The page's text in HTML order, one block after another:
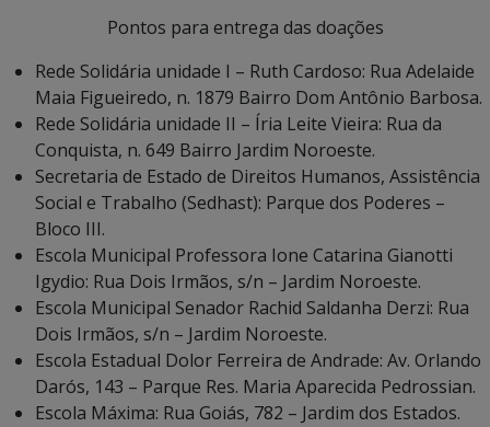
Pontos para entrega das doações
Rede Solidária unidade I – Ruth Cardoso: Rua Adelaide
Maia Figueiredo, n. 1879 Bairro Dom Antônio Barbosa.
Rede Solidária unidade II – Íria Leite Vieira: Rua da
Conquista, n. 649 Bairro Jardim Noroeste.
Secretaria de Estado de Direitos Humanos, Assistência
Social e Trabalho (Sedhast): Parque dos Poderes –
Bloco III.
Escola Municipal Professora Ione Catarina Gianotti
Igydio: Rua Dois Irmãos, s/n – Jardim Noroeste.
Escola Municipal Senador Rachid Saldanha Derzi: Rua
Dois Irmãos, s/n – Jardim Noroeste.
Escola Estadual Dolor Ferreira de Andrade: Av. Orlando
Darós, 143 – Parque Res. Maria Aparecida Pedrossian.
Escola Máxima: Rua Goiás, 782 – Jardim dos Estados.